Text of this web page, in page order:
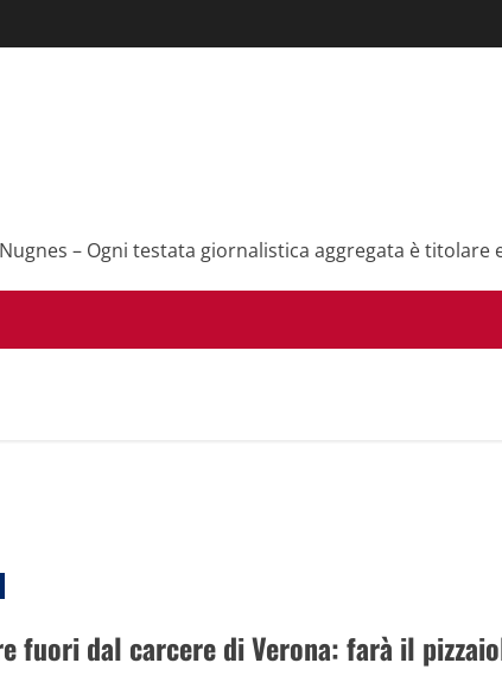
– Ogni testata giornalistica aggregata è
fuori dal carcere di Verona: farà il